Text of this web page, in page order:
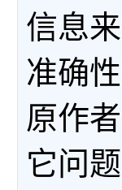
信息
准确
原作
它问